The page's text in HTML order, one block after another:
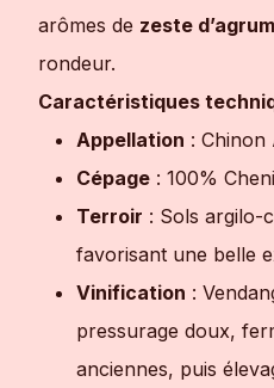
arômes de zeste
rondeur.
Caractéristiques
Appellation : Chinon
Cépage : 100%
Terroir : Sols argilo-
favorisant une belle
Vinification :
pressurage doux,
anciennes, puis